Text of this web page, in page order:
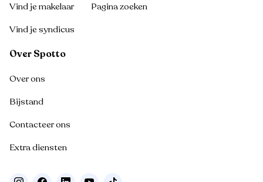
Vind je makelaar
Vind je syndicus
Pagina zoeken
Over Spotto
Over ons
Bijstand
Contacteer ons
Extra diensten